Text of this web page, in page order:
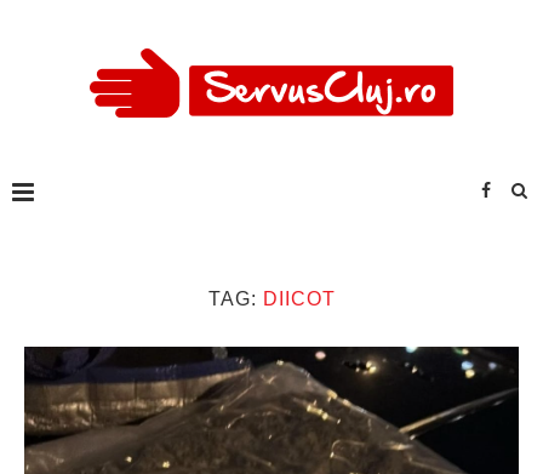
TAG: DIICOT